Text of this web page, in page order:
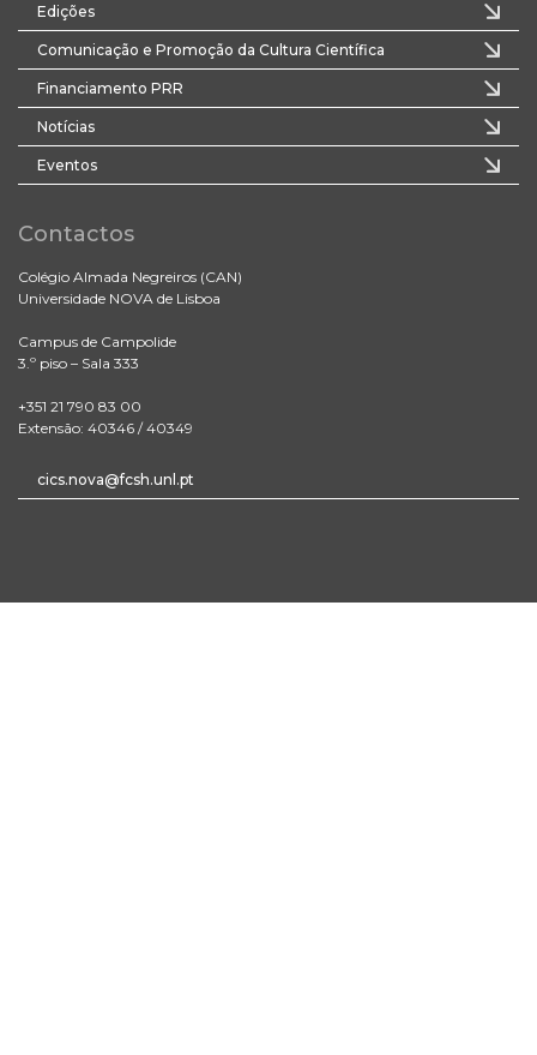
Edições
Comunicação e Promoção da Cultura Científica
Financiamento PRR
Notícias
Eventos
Contactos
Colégio Almada Negreiros (CAN)
Universidade NOVA de Lisboa
Campus de Campolide
3.º piso – Sala 333
+351 21 790 83 00
Extensão: 40346 / 40349
cics.nova@fcsh.unl.pt